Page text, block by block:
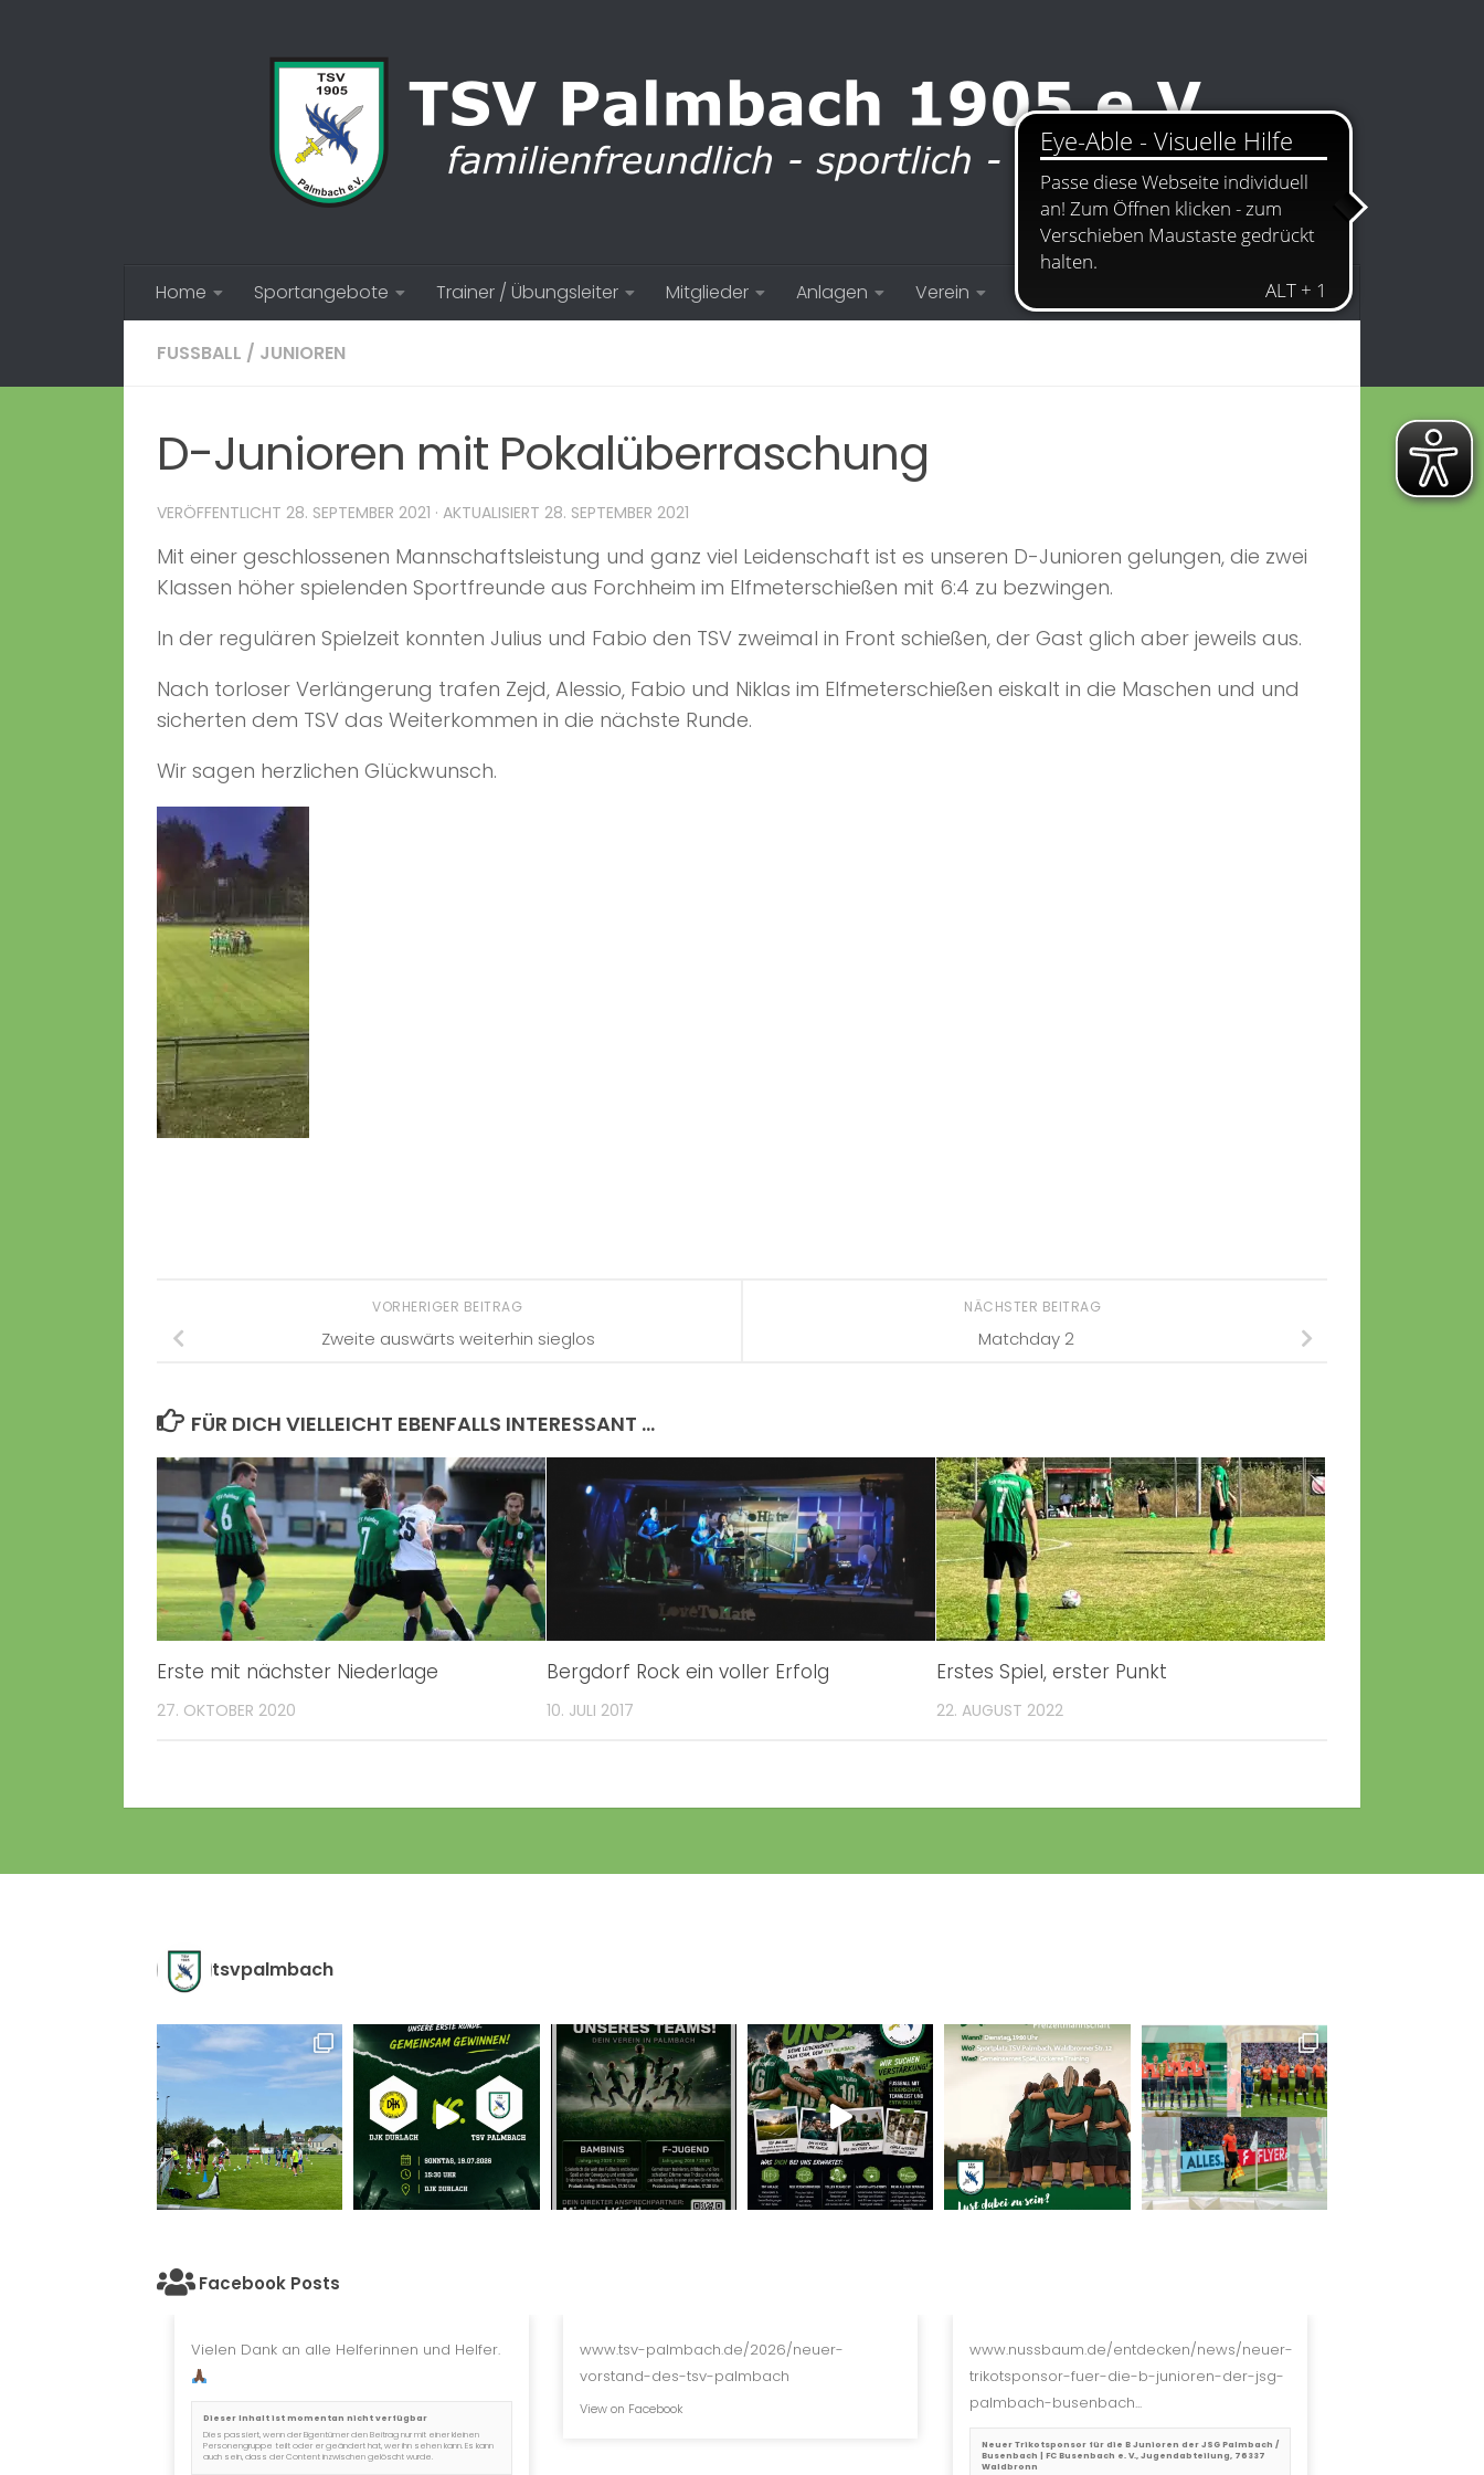
Home Sportangebote Trainer / Übungsleiter Mitglieder Anlagen Verein Kontakt
FUSSBALL / JUNIOREN
D-Junioren mit Pokalüberraschung
VERÖFFENTLICHT 28. SEPTEMBER 2021 · AKTUALISIERT 28. SEPTEMBER 2021
Mit einer geschlossenen Mannschaftsleistung und ganz viel Leidenschaft ist es unseren D-Junioren gelungen, die zwei
Klassen höher spielenden Sportfreunde aus Forchheim im Elfmeterschießen mit 6:4 zu bezwingen.
In der regulären Spielzeit konnten Julius und Fabio den TSV zweimal in Front schießen, der Gast glich aber jeweils aus.
Nach torloser Verlängerung trafen Zejd, Alessio, Fabio und Niklas im Elfmeterschießen eiskalt in die Maschen und und
sicherten dem TSV das Weiterkommen in die nächste Runde.
Wir sagen herzlichen Glückwunsch.
NÄCHSTER BEITRAG
Matchday 2
VORHERIGER BEITRAG
Zweite auswärts weiterhin sieglos
FÜR DICH VIELLEICHT EBENFALLS INTERESSANT …
Erste mit nächster Niederlage
27. OKTOBER 2020
Bergdorf Rock ein voller Erfolg
10. JULI 2017
Erstes Spiel, erster Punkt
22. AUGUST 2022
tsvpalmbach
Facebook Posts
Vielen Dank an alle Helferinnen und Helfer.
Dieser Inhalt ist momentan nicht verfügbar
Dies passiert, wenn der Eigentümer den Beitrag nur mit einer kleinen
Personengruppe teilt oder er geändert hat, wer ihn sehen kann. Es kann
auch sein, dass der Content inzwischen gelöscht wurde.
www.tsv-palmbach.de/2026/neuer-
vorstand-des-tsv-palmbach
View on Facebook
www.nussbaum.de/entdecken/news/neuer-
trikotsponsor-fuer-die-b-junioren-der-jsg-
palmbach-busenbach...
Neuer Trikotsponsor für die B Junioren der JSG Palmbach /
Busenbach | FC Busenbach e. V., Jugendabteilung, 76337
Waldbronn